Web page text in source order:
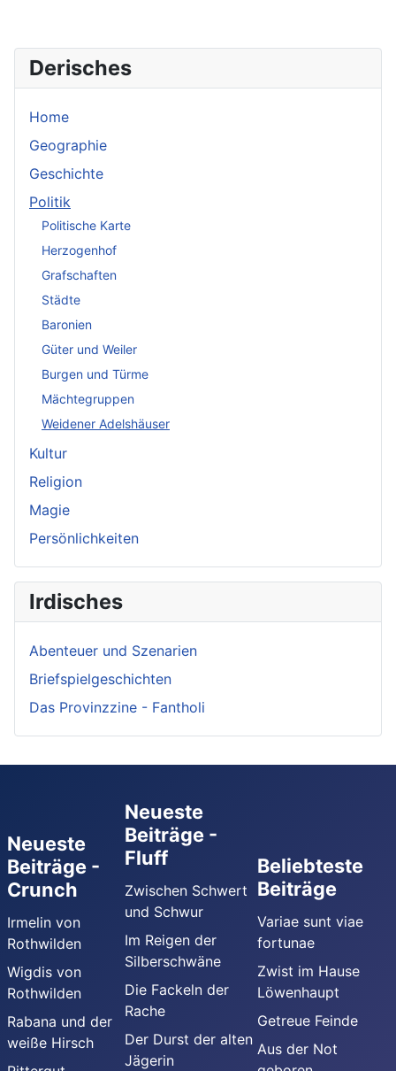
Derisches
Home
Geographie
Geschichte
Politik
Politische Karte
Herzogenhof
Grafschaften
Städte
Baronien
Güter und Weiler
Burgen und Türme
Mächtegruppen
Weidener Adelshäuser
Kultur
Religion
Magie
Persönlichkeiten
Irdisches
Abenteuer und Szenarien
Briefspielgeschichten
Das Provinzzine - Fantholi
Neueste
Beiträge -
Crunch
Irmelin von
Rothwilden
Wigdis von
Rothwilden
Rabana und der
weiße Hirsch
Neueste
Beiträge -
Fluff
Zwischen Schwert
und Schwur
Im Reigen der
Silberschwäne
Die Fackeln der
Rache
Der Durst der alten
Jägerin
Beliebteste
Beiträge
Variae sunt viae
fortunae
Zwist im Hause
Löwenhaupt
Getreue Feinde
Aus der Not